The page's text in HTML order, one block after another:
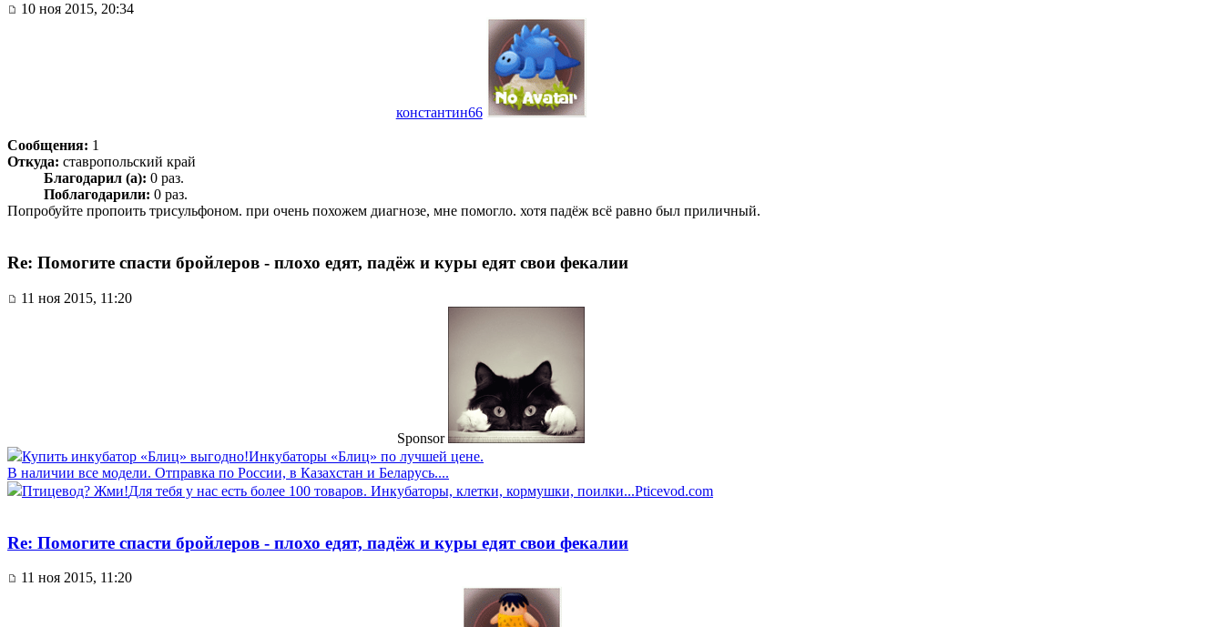
10 ноя 2015, 20:34
константин66
Сообщения: 1
Откуда: ставропольский край
Благодарил (а): 0 раз.
Поблагодарили: 0 раз.
Попробуйте пропоить трисульфоном. при очень похожем диагнозе, мне помогло. хотя падёж всё равно был приличный.
Re: Помогите спасти бройлеров - плохо едят, падёж и куры едят свои фекалии
11 ноя 2015, 11:20
Sponsor
Купить инкубатор «Блиц» выгодно!Инкубаторы «Блиц» по лучшей цене.
В наличии все модели. Отправка по России, в Казахстан и Беларусь....
Птицевод? Жми!Для тебя у нас есть более 100 товаров. Инкубаторы, клетки, кормушки, поилки...Pticevod.com
Re: Помогите спасти бройлеров - плохо едят, падёж и куры едят свои фекалии
11 ноя 2015, 11:20